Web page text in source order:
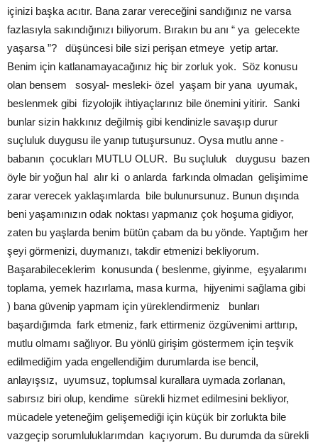
içinizi başka acıtır. Bana zarar vereceğini sandığınız ne varsa
fazlasıyla sakındığınızı biliyorum. Bırakın bu anı “ ya gelecekte
yaşarsa ”? düşüncesi bile sizi perişan etmeye yetip artar.
Benim için katlanamayacağınız hiç bir zorluk yok. Söz konusu
olan bensem sosyal- mesleki- özel yaşam bir yana uyumak,
beslenmek gibi fizyolojik ihtiyaçlarınız bile önemini yitirir. Sanki
bunlar sizin hakkınız değilmiş gibi kendinizle savaşıp durur
suçluluk duygusu ile yanıp tutuşursunuz. Oysa mutlu anne -
babanın çocukları MUTLU OLUR. Bu suçluluk duygusu bazen
öyle bir yoğun hal alır ki o anlarda farkında olmadan gelişimime
zarar verecek yaklaşımlarda bile bulunursunuz. Bunun dışında
beni yaşamınızın odak noktası yapmanız çok hoşuma gidiyor,
zaten bu yaşlarda benim bütün çabam da bu yönde. Yaptığım her
şeyi görmenizi, duymanızı, takdir etmenizi bekliyorum.
Başarabileceklerim konusunda ( beslenme, giyinme, eşyalarımı
toplama, yemek hazırlama, masa kurma, hijyenimi sağlama gibi
) bana güvenip yapmam için yüreklendirmeniz bunları
başardığımda fark etmeniz, fark ettirmeniz özgüvenimi arttırıp,
mutlu olmamı sağlıyor. Bu yönlü girişim göstermem için teşvik
edilmediğim yada engellendiğim durumlarda ise bencil,
anlayışsız, uyumsuz, toplumsal kurallara uymada zorlanan,
sabırsız biri olup, kendime sürekli hizmet edilmesini bekliyor,
mücadele yeteneğim gelişemediği için küçük bir zorlukta bile
vazgeçip sorumluluklarımdan kaçıyorum. Bu durumda da sürekli